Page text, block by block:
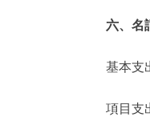
六、名
基本支出
項目支出